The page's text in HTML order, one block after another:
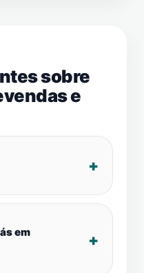
sobre
e
em